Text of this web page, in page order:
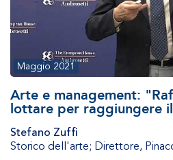
Maggio 2021
Arte e management:
lottare per raggiungere il
Stefano Zuffi
Storico dell'arte; Direttore,